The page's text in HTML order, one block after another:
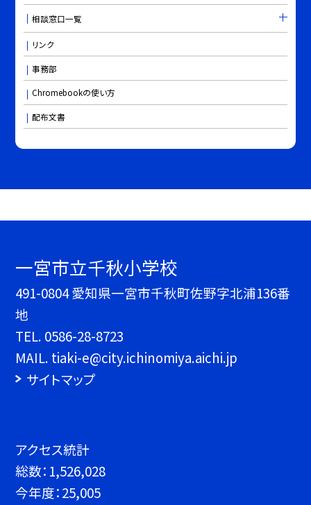
相談窓口一覧
リンク
事務部
Chromebookの使い方
配布文書
一宮市立千秋小学校
491-0804 愛知県一宮市千秋町佐野字北浦136番
地
TEL. 0586-28-8723
MAIL. tiaki-e@city.ichinomiya.aichi.jp
サイトマップ
アクセス統計
総数： 1,526,028
今年度：25,005